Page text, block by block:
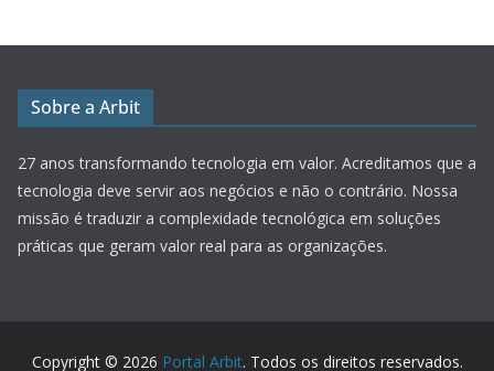
Sobre a Arbit
27 anos transformando tecnologia em valor. Acreditamos que a
tecnologia deve servir aos negócios e não o contrário. Nossa
missão é traduzir a complexidade tecnológica em soluções
práticas que geram valor real para as organizações.
Copyright © 2026 Portal Arbit. Todos os direitos reservados.